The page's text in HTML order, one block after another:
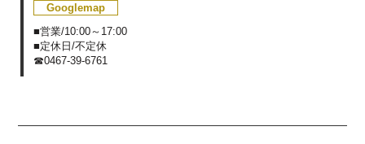
Googlemap
■営業/10:00～17:00
■定休日/不定休
☎0467-39-6761